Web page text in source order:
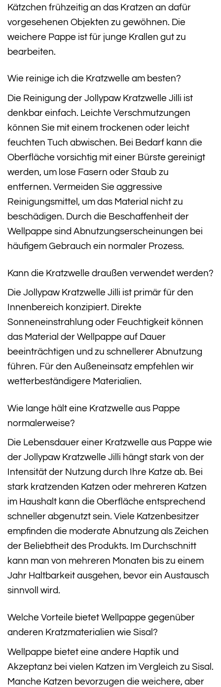
Kätzchen frühzeitig an das Kratzen an dafür
vorgesehenen Objekten zu gewöhnen. Die
weichere Pappe ist für junge Krallen gut zu
bearbeiten.
Wie reinige ich die Kratzwelle am besten?
Die Reinigung der Jollypaw Kratzwelle Jilli ist
denkbar einfach. Leichte Verschmutzungen
können Sie mit einem trockenen oder leicht
feuchten Tuch abwischen. Bei Bedarf kann die
Oberfläche vorsichtig mit einer Bürste gereinigt
werden, um lose Fasern oder Staub zu
entfernen. Vermeiden Sie aggressive
Reinigungsmittel, um das Material nicht zu
beschädigen. Durch die Beschaffenheit der
Wellpappe sind Abnutzungserscheinungen bei
häufigem Gebrauch ein normaler Prozess.
Kann die Kratzwelle draußen verwendet werden?
Die Jollypaw Kratzwelle Jilli ist primär für den
Innenbereich konzipiert. Direkte
Sonneneinstrahlung oder Feuchtigkeit können
das Material der Wellpappe auf Dauer
beeinträchtigen und zu schnellerer Abnutzung
führen. Für den Außeneinsatz empfehlen wir
wetterbeständigere Materialien.
Wie lange hält eine Kratzwelle aus Pappe
normalerweise?
Die Lebensdauer einer Kratzwelle aus Pappe wie
der Jollypaw Kratzwelle Jilli hängt stark von der
Intensität der Nutzung durch Ihre Katze ab. Bei
stark kratzenden Katzen oder mehreren Katzen
im Haushalt kann die Oberfläche entsprechend
schneller abgenutzt sein. Viele Katzenbesitzer
empfinden die moderate Abnutzung als Zeichen
der Beliebtheit des Produkts. Im Durchschnitt
kann man von mehreren Monaten bis zu einem
Jahr Haltbarkeit ausgehen, bevor ein Austausch
sinnvoll wird.
Welche Vorteile bietet Wellpappe gegenüber
anderen Kratzmaterialien wie Sisal?
Wellpappe bietet eine andere Haptik und
Akzeptanz bei vielen Katzen im Vergleich zu Sisal.
Manche Katzen bevorzugen die weichere, aber